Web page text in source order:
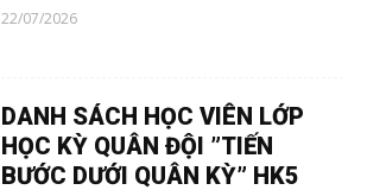
22/07/2026
DANH SÁCH HỌC VIÊN LỚP
HỌC KỲ QUÂN ĐỘI ”TIẾN
BƯỚC DƯỚI QUÂN KỲ” HK5